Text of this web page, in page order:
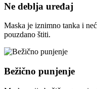
Ne deblja uređaj
Maska je iznimno tanka i
pouzdano štiti.
Bežično punjenje